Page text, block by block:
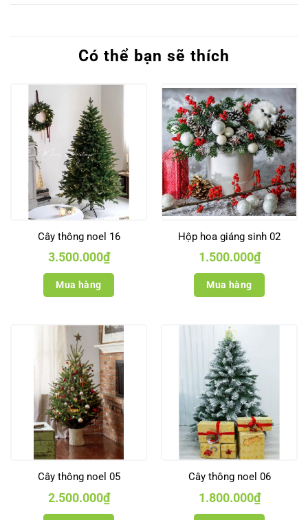
Có thể bạn sẽ thích
Cây thông noel 16
3.500.000₫
Mua hàng
Hộp hoa giáng sinh 02
1.500.000₫
Mua hàng
Cây thông noel 05
2.500.000₫
Cây thông noel 06
1.800.000₫